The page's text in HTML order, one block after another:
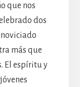
que nos
dos
noviciado
más que
El espíritu y